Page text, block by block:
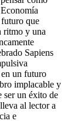
que
ritmo y una
Sapiens
un futuro
implacable y
ser un éxito de
al lector a
e